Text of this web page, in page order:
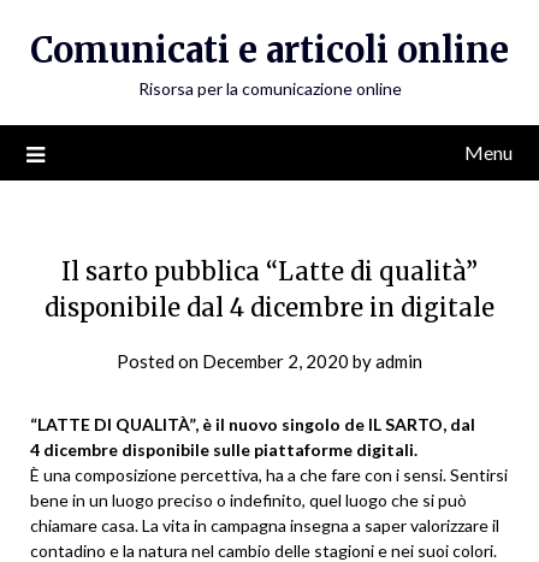
Comunicati e articoli online
Risorsa per la comunicazione online
Menu
Il sarto pubblica “Latte di qualità”
disponibile dal 4 dicembre in digitale
Posted on December 2, 2020 byadmin
“LATTE DI QUALITÀ”, è il nuovo singolo de IL SARTO, dal
4 dicembre disponibile sulle piattaforme digitali.
È una composizione percettiva, ha a che fare con i sensi. Sentirsi
bene in un luogo preciso o indefinito, quel luogo che si può
chiamare casa. La vita in campagna insegna a saper valorizzare il
contadino e la natura nel cambio delle stagioni e nei suoi colori.